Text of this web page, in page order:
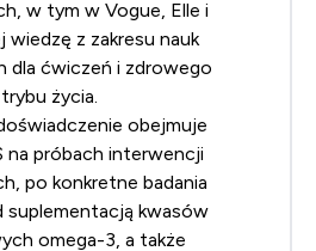
w tym w Vogue, Elle i
wiedzę z zakresu nauk
dla ćwiczeń i zdrowego
trybu życia.
obejmuje
na próbach interwencji
po konkretne badania
suplementacją kwasów
omega-3, a także